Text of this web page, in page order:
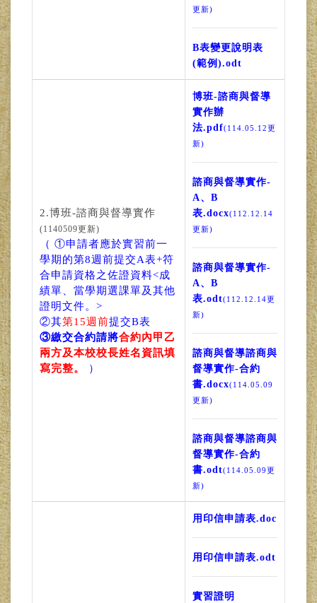
更新)
B表變更說明表
(範例).odt
2.博班-諮商與督導實作
(1140509更新)
（ ①申請者應於實習前一
學期的第8週前提交A表+符
合申請資格之佐證資料<成
績單、當學期選課單及其他
證明文件。>
②其第15週前提交B表
③繳交合約請將合約內甲乙
兩方及本校校長姓名資訊填
寫完整。
）
博班-諮商與督導
實作辦
法.pdf(114.05.12更
新)
諮商與督導實作-
A、B
表.docx(112.12.14
更新)
諮商與督導實作-
A、B
表.odt(112.12.14更
新)
諮商與督導諮商與
督導實作-合約
書.docx(114.05.09
更新)
諮商與督導諮商與
督導實作-合約
書.odt(114.05.09更
新)
用印信申請表.doc
用印信申請表.odt
實習證明